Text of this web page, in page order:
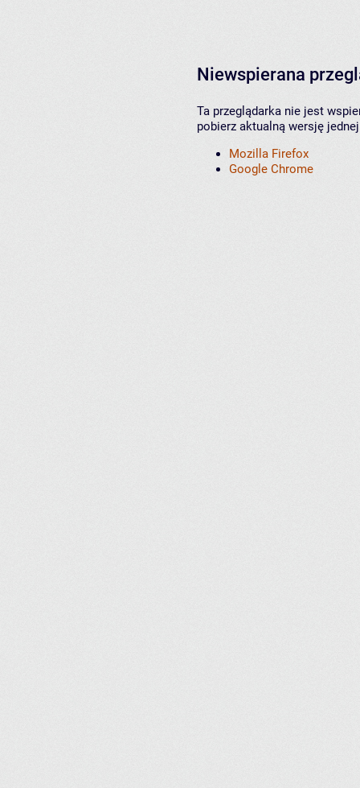
Niewspierana
Ta przeglądarka nie jest
pobierz aktualną wersję
Mozilla Firefox
Google Chrome